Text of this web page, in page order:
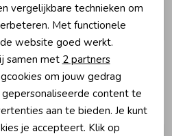
Two You Label
Romper Flora Beach
24,95
vergelijkbare technieken om
Met functionele
website goed werkt.
samen met 2 partners
om jouw gedrag
content te
aan te bieden. Je kunt
je accepteert. Klik op